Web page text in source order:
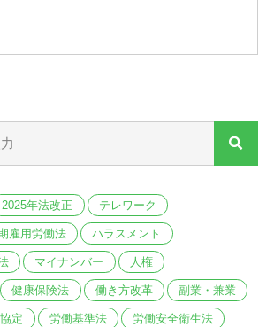
2025年法改正 テレワーク
雇用労働法 ハラスメント
マイナンバー 人権
健康保険法 働き方改革 副業・兼業
定 労働基準法 労働安全衛生法